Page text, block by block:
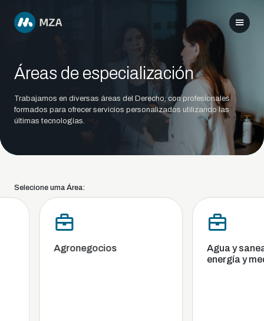
Áreas de especialización
Trabajamos en diversas áreas del Derecho, con profesionales
formados para ofrecer servicios personalizados utilizando las
últimas tecnologías.
Selecione uma Área:
Agronegocios
Agua y
energía y